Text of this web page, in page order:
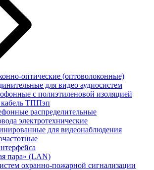
оптические (оптоволоконные)
для видео аудиосистем
с полиэтиленовой изоляцией
ТППэп
распределительные
электротехнические
для видеонаблюдения
пара» (LAN)
охранно-пожарной сигнализации